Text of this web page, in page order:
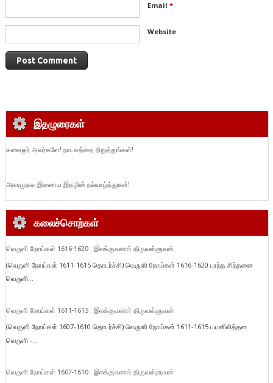
Email *
Website
இதழுரைகள்
கலைஞர் அவர்களே! நாடகத்தை நிறுத்துங்கள்!
அகரமுதல இணைய இதழின் நல்வாழ்த்துகள்!
கலைச்சொற்கள்
வெருளி நோய்கள் 1616-1620 : இலக்குவனார் திருவள்ளுவன்
(வெருளி நோய்கள் 1611-1615 தொடர்ச்சி) வெருளி நோய்கள் 1616-1620 பரந்த சிந்தனை
வெருளி...
வெருளி நோய்கள் 1611-1615 : இலக்குவனார் திருவள்ளுவன்
(வெருளி நோய்கள் 1607-1610 தொடர்ச்சி) வெருளி நோய்கள் 1611-1615 பயனிலித்தள
வெருளி -...
வெருளி நோய்கள் 1607-1610 : இலக்குவனார் திருவள்ளுவன்